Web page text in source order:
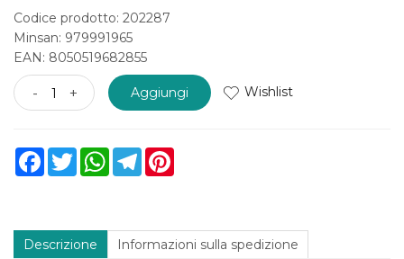
Codice prodotto: 202287
Minsan: 979991965
EAN: 8050519682855
- + Aggiungi Wishlist
FacebookTwitterWhatsAppTelegram
Descrizione Informazioni sulla spedizione